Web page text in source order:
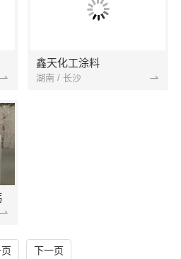
鑫天化工涂料
湖南 / 长沙
页 下一页